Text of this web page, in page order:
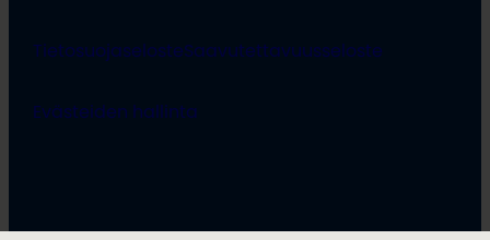
TietosuojaselosteSaavutettavuusseloste
Evästeiden hallinta